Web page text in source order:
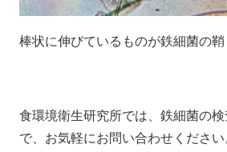
棒状に伸びているものが鉄細菌の鞘
食環境衛生研究所では、鉄細菌の
で、お気軽にお問い合わせください